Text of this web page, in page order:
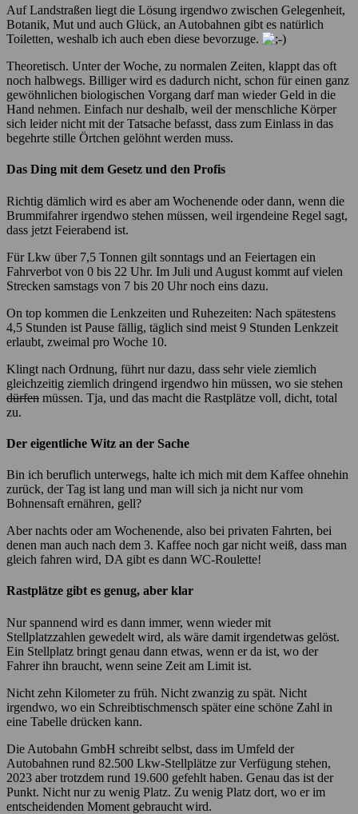
Auf Landstraßen liegt die Lösung irgendwo zwischen Gelegenheit,
Botanik, Mut und auch Glück, an Autobahnen gibt es natürlich
Toiletten, weshalb ich auch eben diese bevorzuge.
Theoretisch. Unter der Woche, zu normalen Zeiten, klappt das oft
noch halbwegs. Billiger wird es dadurch nicht, schon für einen ganz
gewöhnlichen biologischen Vorgang darf man wieder Geld in die
Hand nehmen. Einfach nur deshalb, weil der menschliche Körper
sich leider nicht mit der Tatsache befasst, dass zum Einlass in das
begehrte stille Örtchen gelöhnt werden muss.
Das Ding mit dem Gesetz und den Profis
Richtig dämlich wird es aber am Wochenende oder dann, wenn die
Brummifahrer irgendwo stehen müssen, weil irgendeine Regel sagt,
dass jetzt Feierabend ist.
Für Lkw über 7,5 Tonnen gilt sonntags und an Feiertagen ein
Fahrverbot von 0 bis 22 Uhr. Im Juli und August kommt auf vielen
Strecken samstags von 7 bis 20 Uhr noch eins dazu.
On top kommen die Lenkzeiten und Ruhezeiten: Nach spätestens
4,5 Stunden ist Pause fällig, täglich sind meist 9 Stunden Lenkzeit
erlaubt, zweimal pro Woche 10.
Klingt nach Ordnung, führt nur dazu, dass sehr viele ziemlich
gleichzeitig ziemlich dringend irgendwo hin müssen, wo sie stehen
dürfen müssen. Tja, und das macht die Rastplätze voll, dicht, total
zu.
Der eigentliche Witz an der Sache
Bin ich beruflich unterwegs, halte ich mich mit dem Kaffee ohnehin
zurück, der Tag ist lang und man will sich ja nicht nur vom
Bohnensaft ernähren, gell?
Aber nachts oder am Wochenende, also bei privaten Fahrten, bei
denen man auch nach dem 3. Kaffee noch gar nicht weiß, dass man
gleich fahren wird, DA gibt es dann WC-Roulette!
Rastplätze gibt es genug, aber klar
Nur spannend wird es dann immer, wenn wieder mit
Stellplatzzahlen gewedelt wird, als wäre damit irgendetwas gelöst.
Ein Stellplatz bringt genau dann etwas, wenn er da ist, wo der
Fahrer ihn braucht, wenn seine Zeit am Limit ist.
Nicht zehn Kilometer zu früh. Nicht zwanzig zu spät. Nicht
irgendwo, wo ein Schreibtischmensch später eine schöne Zahl in
eine Tabelle drücken kann.
Die Autobahn GmbH schreibt selbst, dass im Umfeld der
Autobahnen rund 82.500 Lkw-Stellplätze zur Verfügung stehen,
2023 aber trotzdem rund 19.600 gefehlt haben. Genau das ist der
Punkt. Nicht nur zu wenig Platz. Zu wenig Platz dort, wo er im
entscheidenden Moment gebraucht wird.